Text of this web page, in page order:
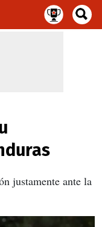
justamente ante la